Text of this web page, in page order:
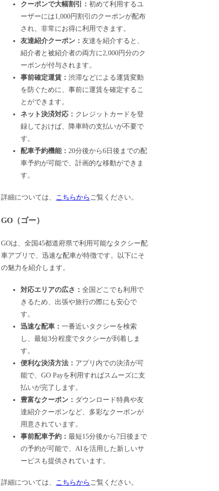
クーポンで大幅割引：初めて利用するユ
ーザーには1,000円割引のクーポンが配布
され、非常にお得に利用できます。
友達紹介クーポン：友達を紹介すると、
紹介者と被紹介者の両方に2,000円分のク
ーポンが付与されます。
事前確定運賃：渋滞などによる運賃変動
を防ぐために、事前に運賃を確定するこ
とができます。
ネット決済対応： クレジットカードを登
録しておけば、降車時の支払いが不要で
す。
配車予約機能：20分後から6日後までの配
車予約が可能で、計画的な移動ができま
す。
詳細については、 こちらから ご覧ください。
GO（ゴー）
GOは、全国45都道府県で利用可能なタクシー配
車アプリで、迅速な配車が特徴です。以下にそ
の魅力を紹介します。
対応エリアの広さ：全国どこでも利用で
きるため、出張や旅行の際にも安心で
す。
迅速な配車：一番近いタクシーを検索
し、最短3分程度でタクシーが到着しま
す。
便利な決済方法： アプリ内での決済が可
能で、GO Payを利用すればスムーズに支
払いが完了します。
豊富なクーポン： ダウンロード特典や友
達紹介クーポンなど、多彩なクーポンが
用意されています。
事前配車予約：最短15分後から7日後まで
の予約が可能で、AIを活用した新しいサ
ービスも提供されています。
詳細については、 こちらから ご覧ください。